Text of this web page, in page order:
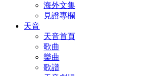
海外文集
見證專欄
天音
天音首頁
歌曲
樂曲
歌譜